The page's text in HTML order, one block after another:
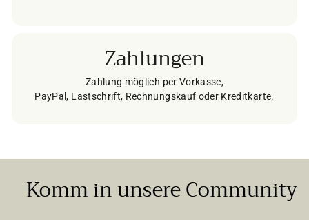
Zahlungen
Zahlung möglich per Vorkasse,
PayPal, Lastschrift, Rechnungskauf oder Kreditkarte.
Komm in unsere Community